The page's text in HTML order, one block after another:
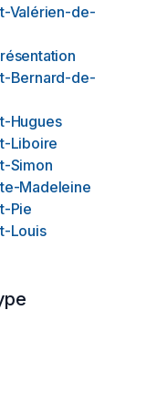
Valérien-de-
Bernard-de-
Hugues
Liboire
Simon
Madeleine
Pie
Louis